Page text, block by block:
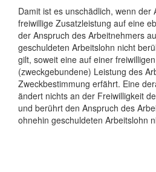
Damit ist es unschädlich, wenn der
freiwillige Zusatzleistung auf eine
der Anspruch des Arbeitnehmers
geschuldeten Arbeitslohn nicht
gilt, soweit eine auf einer
(zweckgebundene) Leistung des
Zweckbestimmung erfährt. Eine
ändert nichts an der Freiwilligkeit
und berührt den Anspruch des
ohnehin geschuldeten Arbeitslohn